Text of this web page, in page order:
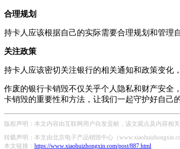
‌合理规划‌
持卡人应该根据自己的实际需要合理规划和管理
‌关注政策‌
持卡人应该密切关注银行的相关通知和政策变化
作废的银行卡销毁不仅关乎个人隐私和财产安全
卡销毁的重要性和方法，让我们一起守护好自己
版权声明：本文内容由互联网用户自发贡献，该文观点及内容相
转载声明：本文由北京电子产品销毁中心（
本文链接： https://www.xiaohuizhongxin.com/post/887.html